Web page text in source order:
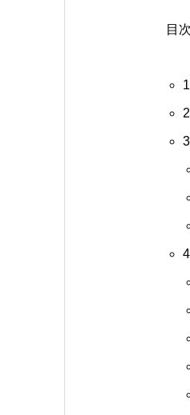
目次
1
2
3
4